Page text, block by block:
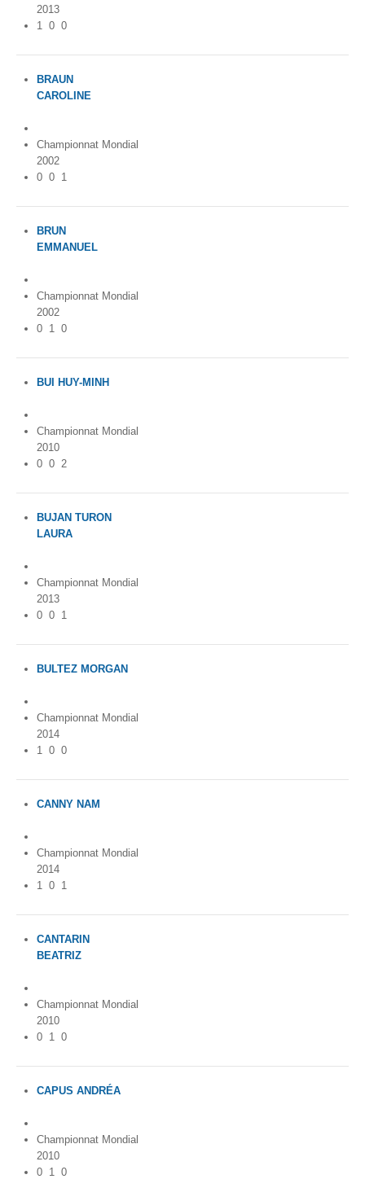
2013
1 0 0
BRAUN
CAROLINE
Championnat Mondial
2002
0 0 1
BRUN
EMMANUEL
Championnat Mondial
2002
0 1 0
BUI HUY-MINH
Championnat Mondial
2010
0 0 2
BUJAN TURON
LAURA
Championnat Mondial
2013
0 0 1
BULTEZ MORGAN
Championnat Mondial
2014
1 0 0
CANNY NAM
Championnat Mondial
2014
1 0 1
CANTARIN
BEATRIZ
Championnat Mondial
2010
0 1 0
CAPUS ANDRÉA
Championnat Mondial
2010
0 1 0